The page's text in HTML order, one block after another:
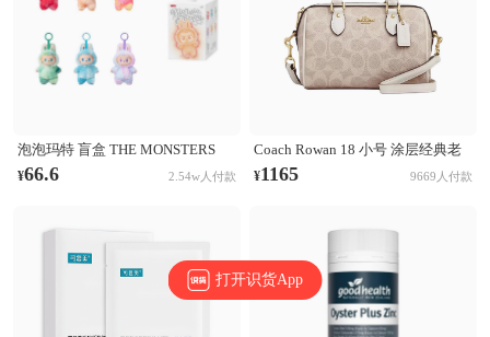
泡泡玛特 盲盒 THE MONSTERS
LABUBU第三代3.0 前方高能系列
¥66.6 2.54w人付款
Coach Rowan 18 小号 涂层经典老
花印花拉链开合PVC拼皮单肩斜挎
¥1165 9669人付款
打开识货App